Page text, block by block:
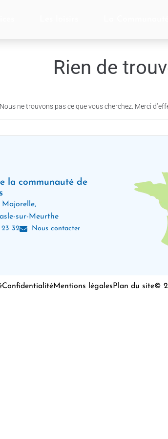
Rien de
Nous ne trouvons pas ce que vous cherchez. Merci
la communauté de
Majorelle,
sur-Meurthe
32 Nous contacter
ConfidentialitéMentions légales Plan du site©